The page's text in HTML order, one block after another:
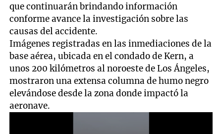
que continuarán brindando información
conforme avance la investigación sobre las
causas del accidente.
Imágenes registradas en las inmediaciones de la
base aérea, ubicada en el condado de Kern, a
unos 200 kilómetros al noroeste de Los Ángeles,
mostraron una extensa columna de humo negro
elevándose desde la zona donde impactó la
aeronave.